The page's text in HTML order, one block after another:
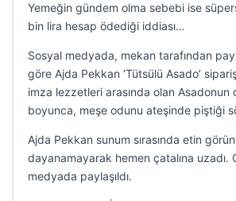
Yemeğin gündem olma sebebi ise
bin lira hesap ödediği iddiası…
Sosyal medyada, mekan tarafından
göre Ajda Pekkan ‘Tütsülü Asado’
imza lezzetleri arasında olan Asadonun
boyunca, meşe odunu ateşinde piştiği
Ajda Pekkan sunum sırasında etin
dayanamayarak hemen çatalına uzadı.
medyada paylaşıldı.